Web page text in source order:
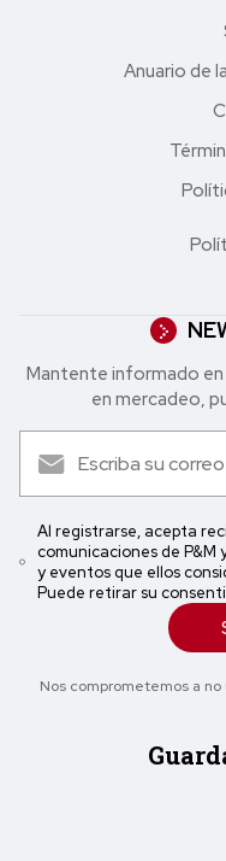
Anuario de
Mantente informado
en mercadeo,
Al registrarse, acepta
comunicaciones de P&M
y eventos que ellos
Puede retirar su
Nos comprometemos a